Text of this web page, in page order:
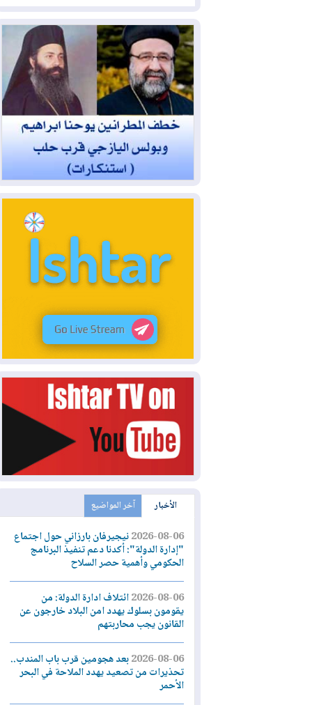
الأخبار آخر المواضيع
2026-08-06نيجيرفان بارزاني حول اجتماع
"إدارة الدولة": أكدنا دعم تنفيذ البرنامج
الحكومي وأهمية حصر السلاح
2026-08-06ائتلاف ادارة الدولة: من
يقومون بسلوك يهدد امن البلاد خارجون عن
القانون يجب محاربتهم
2026-08-06بعد هجومين قرب باب المندب..
تحذيرات من تصعيد يهدد الملاحة في البحر
الأحمر